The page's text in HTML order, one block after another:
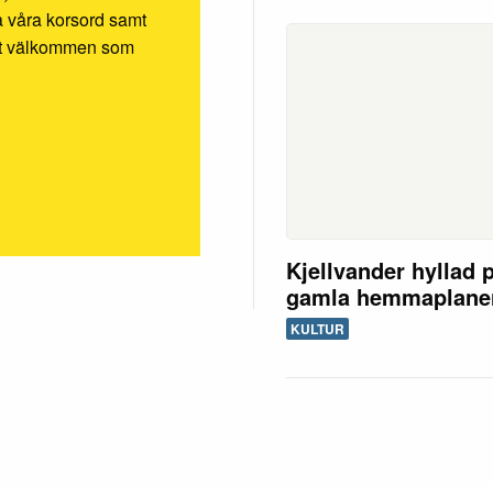
korsord samt
välkommen som
Kjellvander hyllad
gamla
KULTUR